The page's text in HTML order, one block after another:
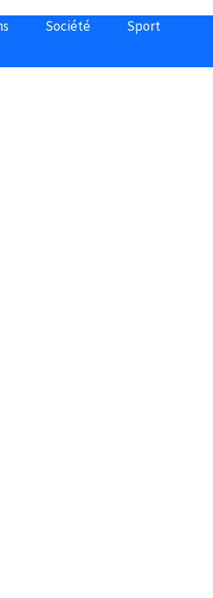
Société Sport